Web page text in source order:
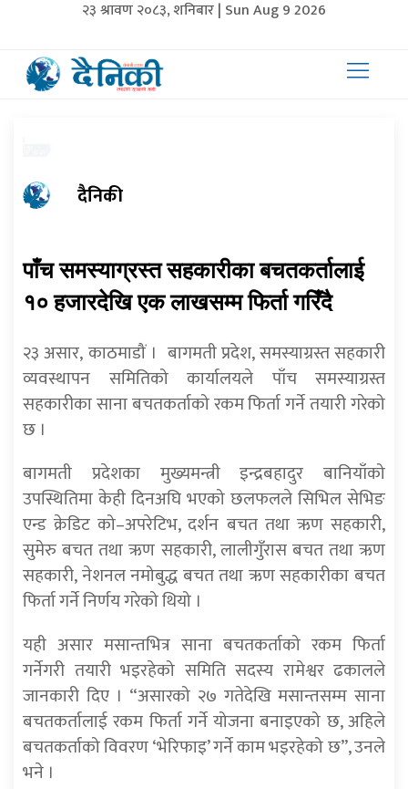
२३ श्रावण २०८३, शनिबार | Sun Aug 9 2026
दैनिकी
पाँच समस्याग्रस्त सहकारीका बचतकर्तालाई
१० हजारदेखि एक लाखसम्म फिर्ता गरिँदै
२३ असार, काठमाडौं । बागमती प्रदेश, समस्याग्रस्त सहकारी
व्यवस्थापन समितिको कार्यालयले पाँच समस्याग्रस्त
सहकारीका साना बचतकर्ताको रकम फिर्ता गर्ने तयारी गरेको
छ ।
बागमती प्रदेशका मुख्यमन्त्री इन्द्रबहादुर बानियाँको
उपस्थितिमा केही दिनअघि भएको छलफलले सिभिल सेभिङ
एन्ड क्रेडिट को–अपरेटिभ, दर्शन बचत तथा ऋण सहकारी,
सुमेरु बचत तथा ऋण सहकारी, लालीगुँरास बचत तथा ऋण
सहकारी, नेशनल नमोबुद्ध बचत तथा ऋण सहकारीका बचत
फिर्ता गर्ने निर्णय गरेको थियो ।
यही असार मसान्तभित्र साना बचतकर्ताको रकम फिर्ता
गर्नेगरी तयारी भइरहेको समिति सदस्य रामेश्वर ढकालले
जानकारी दिए । “असारको २७ गतेदेखि मसान्तसम्म साना
बचतकर्तालाई रकम फिर्ता गर्ने योजना बनाइएको छ, अहिले
बचतकर्ताको विवरण ‘भेरिफाइ’ गर्ने काम भइरहेको छ”, उनले
भने ।